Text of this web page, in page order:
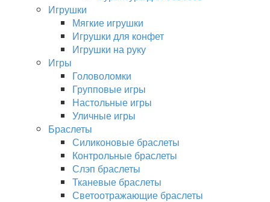
Игрушки
Мягкие игрушки
Игрушки для конфет
Игрушки на руку
Игры
Головоломки
Групповые игры
Настольные игры
Уличные игры
Браслеты
Силиконовые браслеты
Контрольные браслеты
Слэп браслеты
Тканевые браслеты
Светоотражающие браслеты